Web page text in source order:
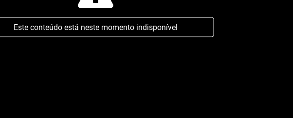
Este conteúdo está neste momento indisponível